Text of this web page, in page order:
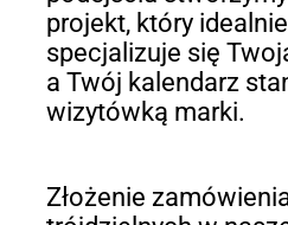
projekt, który
specjalizuje się
a Twój kalendarz
wizytówką marki.
Złożenie